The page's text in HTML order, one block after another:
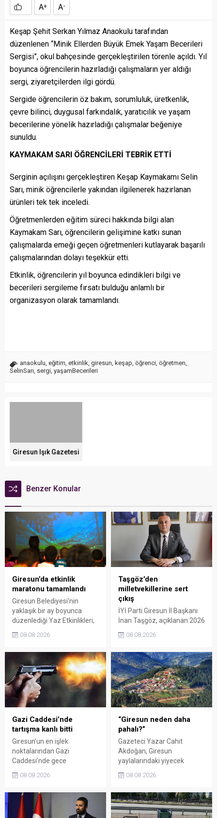
A+ A-
Keşap Şehit Serkan Yılmaz Anaokulu tarafından
düzenlenen “Minik Ellerden Büyük Emek Yaşam Becerileri
Sergisi”, okul bahçesinde gerçekleştirilen törenle açıldı. Yıl
boyunca öğrencilerin hazırladığı çalışmaların yer aldığı
sergi, ziyaretçilerden ilgi gördü.
Sergide öğrencilerin öz bakım, sorumluluk, üretkenlik,
çevre bilinci, duygusal farkındalık, yaratıcılık ve yaşam
becerilerine yönelik hazırladığı çalışmalar beğeniye
sunuldu.
KAYMAKAM SARI ÖĞRENCİLERİ TEBRİK ETTİ
Serginin açılışını gerçekleştiren Keşap Kaymakamı Selin
Sarı, minik öğrencilerle yakından ilgilenerek hazırlanan
ürünleri tek tek inceledi.
Öğretmenlerden eğitim süreci hakkında bilgi alan
Kaymakam Sarı, öğrencilerin gelişimine katkı sunan
çalışmalarda emeği geçen öğretmenleri kutlayarak başarılı
çalışmalarından dolayı teşekkür etti.
Etkinlik, öğrencilerin yıl boyunca edindikleri bilgi ve
becerileri sergileme fırsatı bulduğu anlamlı bir
organizasyon olarak tamamlandı.
anaokulu eğitim etkinlik giresun keşap öğrenci öğretmen
SelinSarı sergi yaşamBecerileri
Giresun Işık Gazetesi
Benzer Konular
Giresun’da etkinlik
maratonu tamamlandı
Giresun Belediyesi'nin
yaklaşık bir ay boyunca
düzenlediği Yaz Etkinlikleri,
binlerce vatandaşı kültür,
sanat ve eğlenceyle
organizasyonun ardından
Kadın El Emeği Pazarı'nın
süresi de 16 Ağustos'a
kadar uzatıldı.
08.08.2026
Taşgöz’den
milletvekillerine sert
çıkış
İYİ Parti Giresun İl Başkanı
İnan Taşgöz, açıklanan 2026
yılı fındık alım fiyatı
üzerinden iktidar
eleştirdi. Taşgöz, üreticinin
emeğinin karşılığını
alamadığını savunarak,
Giresun milletvekillerini
sessiz kalmakla suçladı.
08.08.2026
Gazi Caddesi’nde
tartışma kanlı bitti
Giresun’un en işlek
noktalarından Gazi
Caddesi’nde gece
saatlerinde çıkan silahlı
kavgada A.E. ayağından
bölgede kısa süreli panik
yaşanırken polis geniş çaplı
08.08.2026
“Giresun neden daha
pahalı?”
Gazeteci Yazar Cahit
Akdoğan, Giresun
yaylalarındaki yiyecek
fiyatlarının çevre illere göre
belirgin biçimde yüksek
Valiliği, Tarım ve Orman İl
Müdürlüğü ile ilgili kurumları
08.08.2026